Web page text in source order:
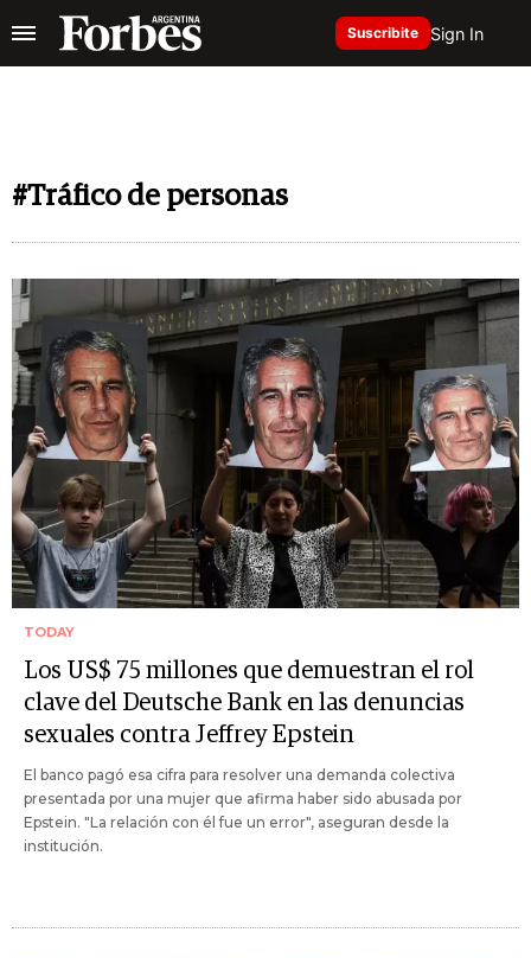
Suscribite Sign In
#Tráfico de personas
TODAY
Los US$ 75 millones que demuestran el rol
clave del Deutsche Bank en las denuncias
sexuales contra Jeffrey Epstein
El banco pagó esa cifra para resolver una demanda colectiva
presentada por una mujer que afirma haber sido abusada por
Epstein. "La relación con él fue un error", aseguran desde la
institución.